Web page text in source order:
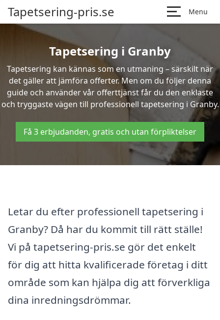
Tapetsering-pris.se Menu
Tapetsering i Granby
Tapetsering kan kännas som en utmaning – särskilt när
det gäller att jämföra offerter. Men om du följer denna
guide och använder vår offerttjänst får du den enklaste
och tryggaste vägen till professionell tapetsering i Granby.
Få 3 erbjudanden, gratis och utan förpliktelser
Letar du efter professionell tapetsering i
Granby? Då har du kommit till rätt ställe!
Vi på tapetsering-pris.se gör det enkelt
för dig att hitta kvalificerade företag i ditt
område som kan hjälpa dig att förverkliga
dina inredningsdrömmar.